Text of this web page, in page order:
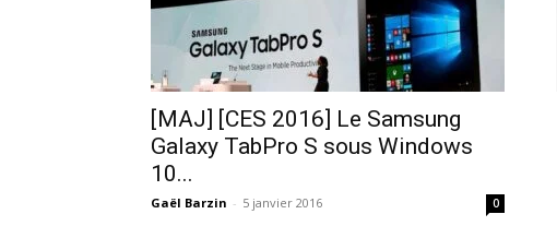
[MAJ] [CES 2016] Le Samsung
Galaxy TabPro S sous Windows
10...
Gaël Barzin - 5 janvier 2016 0